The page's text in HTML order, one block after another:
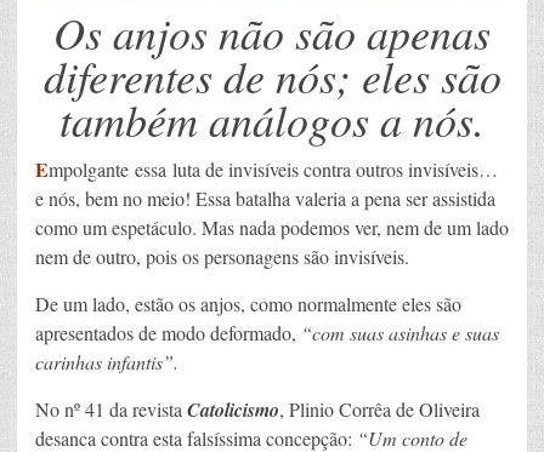
Os anjos não são apenas
diferentes de nós; eles são
também análogos a nós.
Empolgante essa luta de invisíveis contra outros invisíveis…
e nós, bem no meio! Essa batalha valeria a pena ser assistida
como um espetáculo. Mas nada podemos ver, nem de um lado
nem de outro, pois os personagens são invisíveis.
De um lado, estão os anjos, como normalmente eles são
apresentados de modo deformado, “com suas asinhas e suas
carinhas infantis”.
No nº 41 da revista Catolicismo, Plinio Corrêa de Oliveira
desanca contra esta falsíssima concepção: “Um conto de